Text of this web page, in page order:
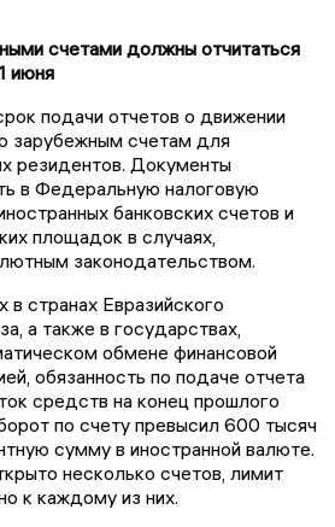
счетами должны отчитаться
июня
подачи отчетов о движении
зарубежным счетам для
резидентов. Документы
в Федеральную налоговую
банковских счетов и
площадок в случаях,
законодательством.
странах Евразийского
а также в государствах,
обмене финансовой
обязанность по подаче отчета
средств на конец прошлого
по счету превысил 600 тысяч
сумму в иностранной валюте.
несколько счетов, лимит
к каждому из них.